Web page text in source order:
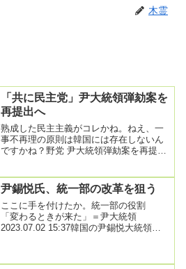
木霊
「共に民主党」尹大統領弾劾案を
再提出へ
熟成した民主主義がコレかね。ねえ、一
事不再理の原則は韓国には存在しないん
ですかね？野党 尹大統領弾劾案を再提出
尹錫悦氏、統一部の改革を狙う
ここに手を付けたか。統一部の役割
「変わるときが来た」＝尹大統領
2023.07.02 15:37韓国の尹錫悦大統領は